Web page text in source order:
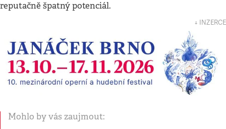
reputačně špatný potenciál.
↓ INZERCE
Mohlo by vás zaujmout: